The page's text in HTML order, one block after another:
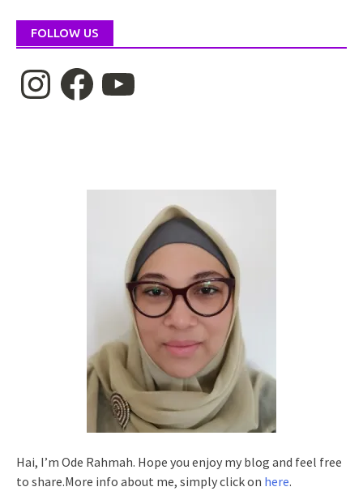
FOLLOW US
InstagramFacebookYouTube
Hai, I’m Ode Rahmah. Hope you enjoy my blog and feel free
to share.More info about me, simply click on here.